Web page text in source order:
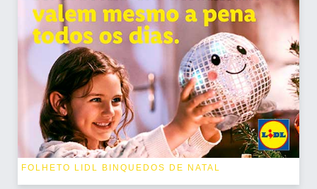
FOLHETO LIDL BINQUEDOS DE NATAL